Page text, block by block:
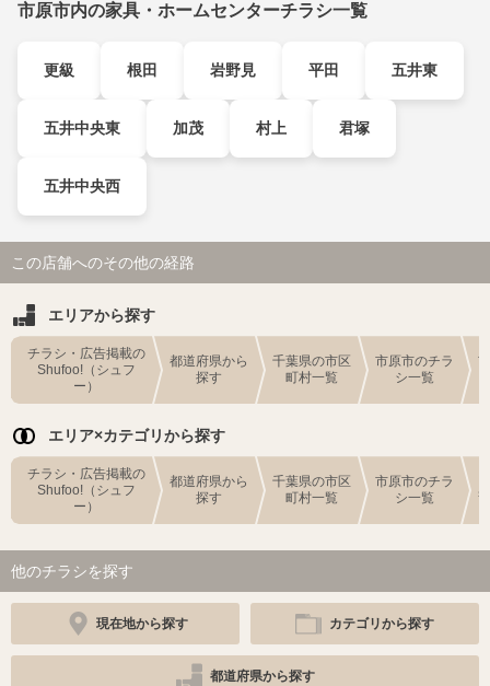
市原市内の家具・ホームセンターチラシ一覧
更級 根田 岩野見 平田 五井東
五井中央東 加茂 村上 君塚
五井中央西
この店舗へのその他の経路
エリアから探す
チラシ・広告掲載の
Shufoo!（シュフ
ー）
都道府県から
探す
千葉県の市区
町村一覧
市原市のチラ
シ一覧
エリア×カテゴリから探す
チラシ・広告掲載の
Shufoo!（シュフ
ー）
都道府県から
探す
千葉県の市区
町村一覧
市原市のチラ
シ一覧
他のチラシを探す
現在地から探す カテゴリから探す
都道府県から探す